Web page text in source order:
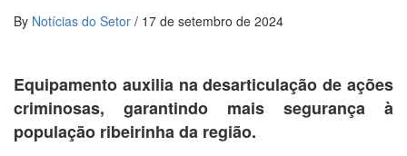
By Notícias do Setor / 17 de setembro de 2024
Equipamento auxilia na desarticulação de ações
criminosas, garantindo mais segurança à
população ribeirinha da região.